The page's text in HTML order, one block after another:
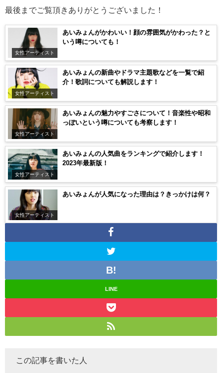
最後までご覧頂きありがとうございました！
女性アーティスト
あいみょんがかわいい！顔の雰囲気がかわった？と
いう噂についても！
女性アーティスト
あいみょんの新曲やドラマ主題歌などを一覧で紹
介！歌詞についても解説します！
女性アーティスト
あいみょんの魅力やすごさについて！音楽性や昭和
っぽいという噂についても考察します！
女性アーティスト
あいみょんの人気曲をランキングで紹介します！
2023年最新版！
女性アーティスト
あいみょんが人気になった理由は？きっかけは何？
LINE
この記事を書いた人